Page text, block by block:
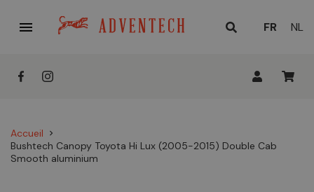

LANGUE
FR NL
Accueil chevron_right
Bushtech Canopy Toyota Hi Lux (2005-2015) Double Cab
Smooth aluminium